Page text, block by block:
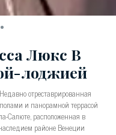
Люкс В
лоджией
Недавно отреставрированная
и панорамной террасой
Салюте, расположенная в
районе Венеции